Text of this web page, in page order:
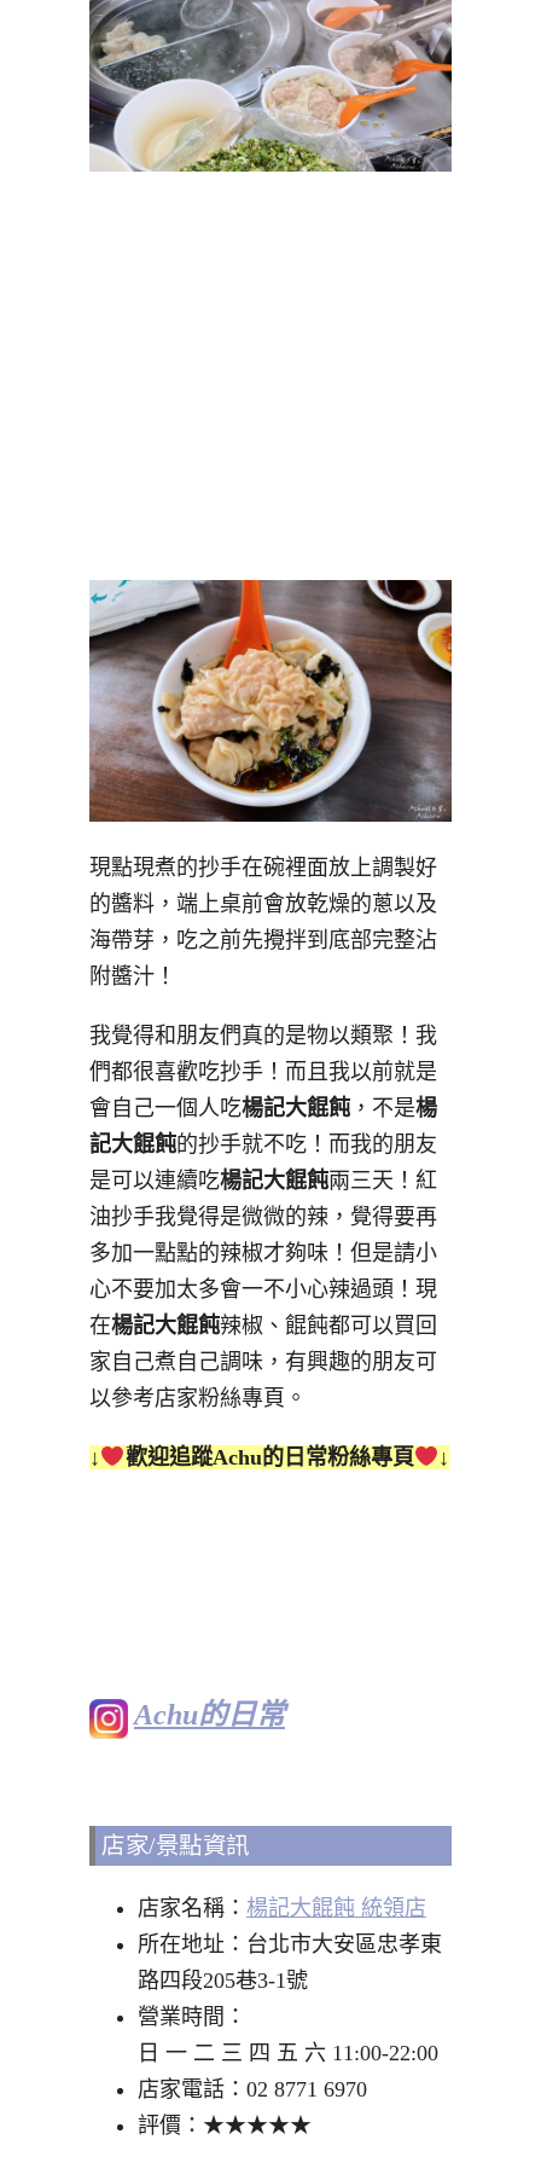
現點現煮的抄手在碗裡面放上調製好
的醬料，端上桌前會放乾燥的蔥以及
海帶芽，吃之前先攪拌到底部完整沾
附醬汁！
我覺得和朋友們真的是物以類聚！我
們都很喜歡吃抄手！而且我以前就是
會自己一個人吃楊記大餛飩 ，不是楊
記大餛飩的抄手就不吃！而我的朋友
是可以連續吃楊記大餛飩兩三天！紅
油抄手我覺得是微微的辣，覺得要再
多加一點點的辣椒才夠味！但是請小
心不要加太多會一不小心辣過頭！現
在楊記大餛飩辣椒、餛飩都可以買回
家自己煮自己調味，有興趣的朋友可
以參考店家粉絲專頁。
↓ 歡迎追蹤Achu的日常粉絲專頁 ↓
Achu的日常
店家/景點資訊
店家名稱： 楊記大餛飩 統領店
所在地址：台北市大安區忠孝東
路四段205巷3-1號
營業時間：
日 一 二 三 四 五 六 11:00-22:00
店家電話：02 8771 6970
評價：★★★★★